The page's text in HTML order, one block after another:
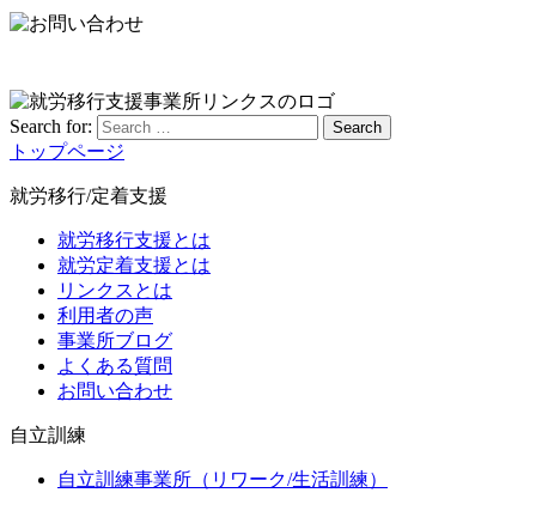
Search for: Search
トップページ
就労移行/定着支援
就労移行支援とは
就労定着支援とは
リンクスとは
利用者の声
事業所ブログ
よくある質問
お問い合わせ
自立訓練
自立訓練事業所（リワーク/生活訓練）